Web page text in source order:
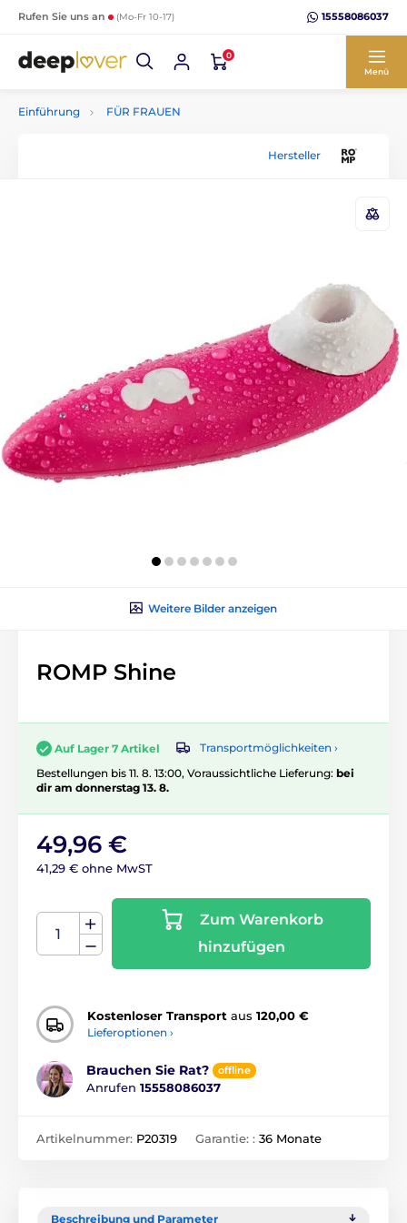
Rufen Sie uns an (Mo-Fr 10-17) 15558086037
0
Menü
Einführung FÜR FRAUEN
Hersteller
Weitere Bilder anzeigen
ROMP Shine
Auf Lager 7 Artikel
Transportmöglichkeiten ›
Bestellungen bis 11. 8. 13:00, Voraussichtliche Lieferung: bei
dir am donnerstag 13. 8.
49,96 €
41,29 € ohne MwST
Zum Warenkorb
hinzufügen
Kostenloser Transport aus 120,00 €
Lieferoptionen ›
Brauchen Sie Rat? offline
Anrufen 15558086037
Artikelnummer: P20319 Garantie: : 36 Monate
Beschreibung und Parameter